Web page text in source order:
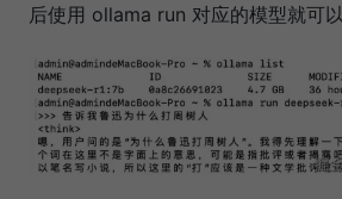
后使用 ollama run 对应的模型就可